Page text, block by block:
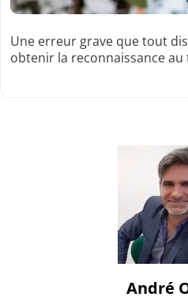
Une erreur grave que tout
obtenir la reconnaissance au
André